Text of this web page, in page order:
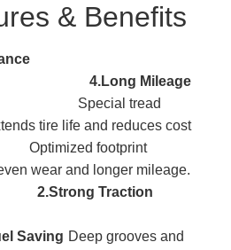
& Benefits
Mileage
Special tread
tire life and reduces cost
footprint
wear and longer mileage.
2.Strong Traction
Deep grooves and